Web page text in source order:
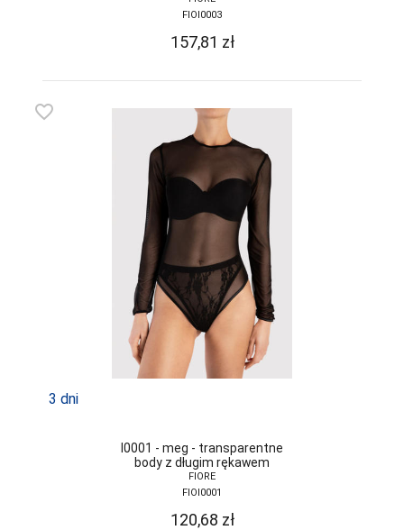
FIOI0003
157,81 zł
favorite_border
3 dni
I0001 - meg - transparentne
body z długim rękawem
FIORE
FIOI0001
120,68 zł